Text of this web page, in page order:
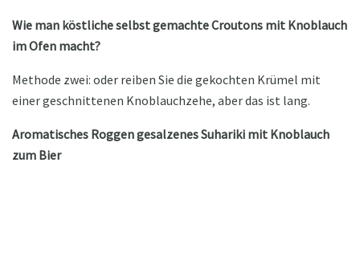
Wie man köstliche selbst gemachte Croutons mit Knoblauch
im Ofen macht?
Methode zwei: oder reiben Sie die gekochten Krümel mit
einer geschnittenen Knoblauchzehe, aber das ist lang.
Aromatisches Roggen gesalzenes Suhariki mit Knoblauch
zum Bier